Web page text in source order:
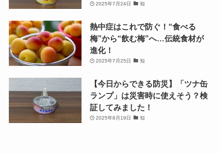
2025年7月24日 知
熱中症はこれで防ぐ！“食べる
梅”から“飲む梅”へ…伝統食材が
進化！
2025年7月25日 知
【今日からできる防災】「ツナ缶
ランプ」は災害時に使えそう？検
証してみました！
2025年8月19日 知